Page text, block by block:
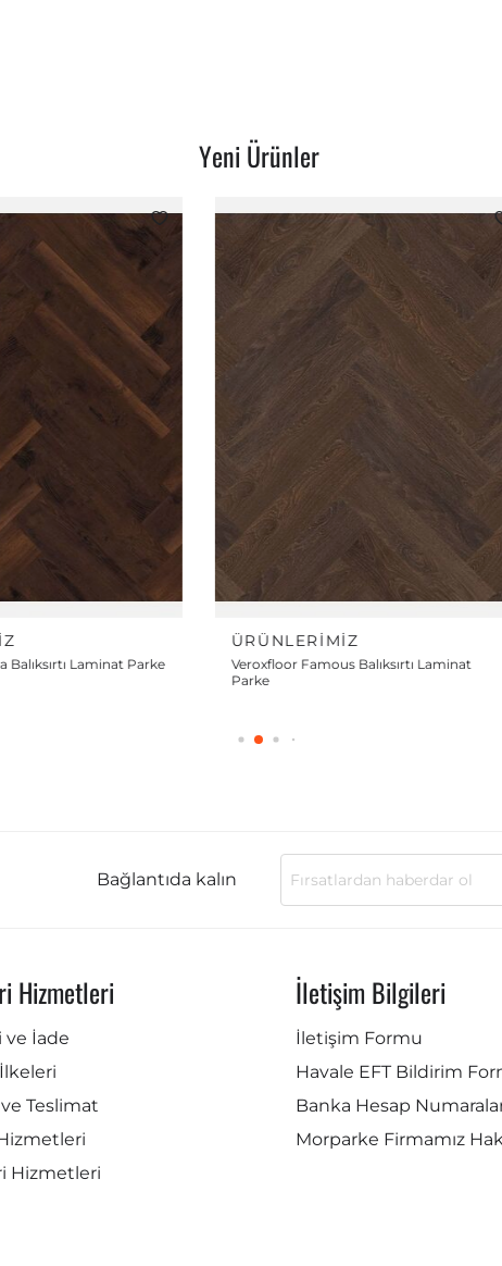
Yeni Ürünler
Balıksırtı Laminat
ÜRÜNLERIMIZ
Veroxfloor Diamond Balıksırtı Laminat
Parke
Bağlantıda kalın
Hizmetleri
ve İade
Teslimat
Hizmetleri
İletişim Bilgileri
İletişim Formu
Havale EFT Bildirim
Banka Hesap
Morparke Firmamız